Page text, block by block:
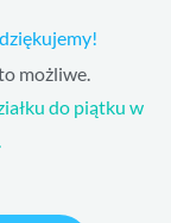
dziękujemy!
możliwe.
do piątku w